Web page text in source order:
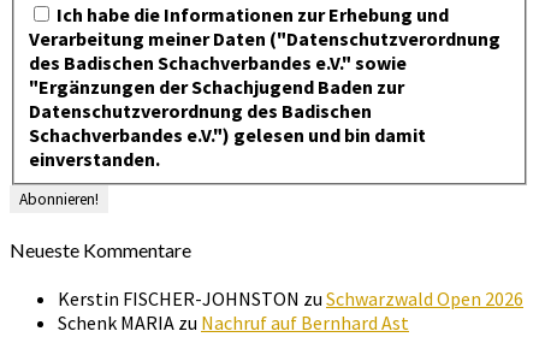
Ich habe die Informationen zur Erhebung und
Verarbeitung meiner Daten ("Datenschutzverordnung
des Badischen Schachverbandes e.V." sowie
"Ergänzungen der Schachjugend Baden zur
Datenschutzverordnung des Badischen
Schachverbandes e.V.") gelesen und bin damit
einverstanden.
Neueste Kommentare
Kerstin FISCHER-JOHNSTON zu Schwarzwald Open 2026
Schenk MARIA zu Nachruf auf Bernhard Ast